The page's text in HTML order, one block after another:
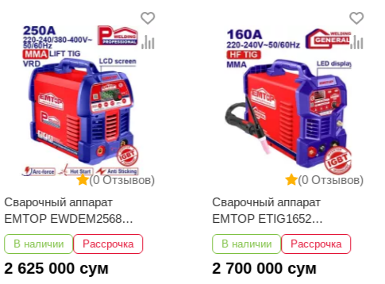
(0 Отзывов)
Сварочный аппарат
EMTOP EWDEM2568
MMA/TIG Lift
В наличии Рассрочка
2 625 000 сум
(0 Отзывов)
Сварочный аппарат
EMTOP ETIG1652
TIG/MMA
В наличии Рассрочка
2 700 000 сум